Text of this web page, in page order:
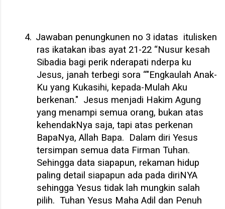
4. Jawaban penungkunen no 3 idatas itulisken
ras ikatakan ibas ayat 21-22 “Nusur kesah
Sibadia bagi perik nderapati nderpa ku
Jesus, janah terbegi sora “"Engkaulah Anak-
Ku yang Kukasihi, kepada-Mulah Aku
berkenan." Jesus menjadi Hakim Agung
yang menampi semua orang, bukan atas
kehendakNya saja, tapi atas perkenan
BapaNya, Allah Bapa. Dalam diri Yesus
tersimpan semua data Firman Tuhan.
Sehingga data siapapun, rekaman hidup
paling detail siapapun ada pada diriNYA
sehingga Yesus tidak lah mungkin salah
pilih. Tuhan Yesus Maha Adil dan Penuh